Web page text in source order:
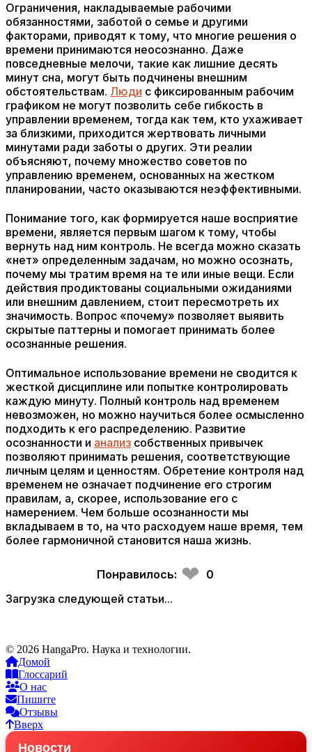
Ограничения, накладываемые рабочими
обязанностями, заботой о семье и другими
факторами, приводят к тому, что многие решения о
времени принимаются неосознанно. Даже
повседневные мелочи, такие как лишние десять
минут сна, могут быть подчинены внешним
обстоятельствам. Люди с фиксированным рабочим
графиком не могут позволить себе гибкость в
управлении временем, тогда как тем, кто ухаживает
за близкими, приходится жертвовать личными
минутами ради заботы о других. Эти реалии
объясняют, почему множество советов по
управлению временем, основанных на жестком
планировании, часто оказываются неэффективными.
Понимание того, как формируется наше восприятие
времени, является первым шагом к тому, чтобы
вернуть над ним контроль. Не всегда можно сказать
«нет» определенным задачам, но можно осознать,
почему мы тратим время на те или иные вещи. Если
действия продиктованы социальными ожиданиями
или внешним давлением, стоит пересмотреть их
значимость. Вопрос «почему» позволяет выявить
скрытые паттерны и помогает принимать более
осознанные решения.
Оптимальное использование времени не сводится к
жесткой дисциплине или попытке контролировать
каждую минуту. Полный контроль над временем
невозможен, но можно научиться более осмысленно
подходить к его распределению. Развитие
осознанности и анализ собственных привычек
позволяют принимать решения, соответствующие
личным целям и ценностям. Обретение контроля над
временем не означает подчинение его строгим
правилам, а, скорее, использование его с
намерением. Чем больше осознанности мы
вкладываем в то, на что расходуем наше время, тем
более гармоничной становится наша жизнь.
Понравилось: ❤ 0
Загрузка следующей статьи...
© 2026 HangaPro. Наука и технологии.
Домой
Глоссарий
О нас
Пишите
Отзывы
Вверх
Новости